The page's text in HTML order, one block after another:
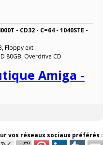
- CD32 - C=64 - 1040STE -
Floppy ext.
80GB, Overdrive CD
Amiga -
vos réseaux sociaux préférés :